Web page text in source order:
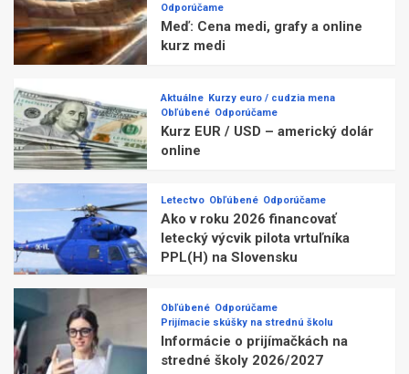
Odporúčame
Meď: Cena medi, grafy a online
kurz medi
Aktuálne Kurzy euro / cudzia mena
Obľúbené Odporúčame
Kurz EUR / USD – americký dolár
online
Letectvo Obľúbené Odporúčame
Ako v roku 2026 financovať
letecký výcvik pilota vrtuľníka
PPL(H) na Slovensku
Obľúbené Odporúčame
Prijímacie skúšky na strednú školu
Informácie o prijímačkách na
stredné školy 2026/2027